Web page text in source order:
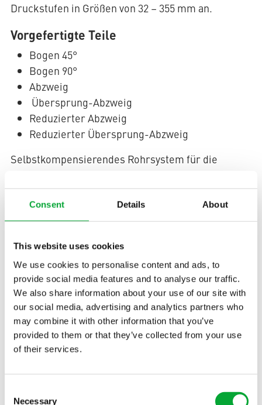
Consent Details About
This website uses cookies
We use cookies to personalise content and ads, to
provide social media features and to analyse our traffic.
We also share information about your use of our site with
our social media, advertising and analytics partners who
may combine it with other information that you’ve
provided to them or that they’ve collected from your use
of their services.
Necessary
Druckstufen in Größen von 32 – 355 mm an.
Vorgefertigte Teile
Bogen 45°
Bogen 90°
Abzweig
Übersprung-Abzweig
Reduzierter Abzweig
Reduzierter Übersprung-Abzweig
Selbstkompensierendes Rohrsystem für die
Selbstkompensierend
aquatherm energy ist das selbstkompensierende
kann eingebaut werden, ohne temperaturbedingte
Längenänderungen auszugleichen. Kunststoffe wie
Polypropylen haben eine größere lineare
Ausdehnung als Stahl, aber einen geringeren
Elastizitätsmodul. Dadurch werden in den
Polymermediumrohren nur geringe Spannungen
erzeugt.